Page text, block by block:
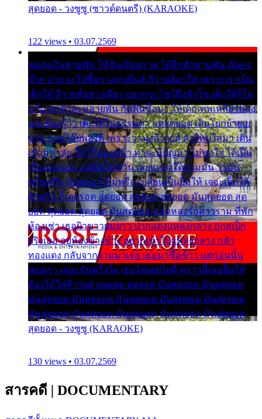
สุดยอด - วงซูซู (ซาวด์ดนตรี) (KARAOKE)
122 views • 03.07.2569
พ่อส่งเงินสามพัน ให้ฉันเรียนราม ได้อีกสักสามพัน ฉันคง
บ๊าย บาย จะไปซื้อกางเกงยีนส์ ลีวายส์มาใส่ เพราะเราเป็น
เด็กใต้ ลีวายส์อย่างเดียว อยากจะโชว์ถึงหิวโซ เด็กใต้ก็ไม่
หวั่น ตกตัวละหลายพัน กัดฟันซื้อมา ให้เด็กเทพเหลียวมอง
และต้องรู้ว่า เด็กใต้ไม่ธรรมดา แต่สุดยอด เดินโยกย้ายเย
ยวน กวนโอ๊ยพอได้ เพราะว่านุ่งลีวายส์ ตัวใหม่ใส่มา เดิน
เข้ามหาลัย จิ๊กโก๊มองหน้า ท่าจะมีปัญหา ไม่พอใจ ได้เป็น
เรื่องแน่นอน แต่ฉันไม่หวั่น เลยแหลงใต้ถามมัน ว่ามัน
พรั่นพรือ มันตอบว่าไม่พรื่อ เปลี่ยนเป็นยิ้มให้ เจอะเด็กใต้
ด้วยกัน ก็เลยรอด สุดยอด สุดยอด สุดยอด มันสุดยอด สุด
ยอด สุดยอด สุดยอด มันสุดยอด แอบหลงรักสาวราม ที่พัก
ห้องเช่า เธอผิวขาวผมยาว ปากแดงแหลงกลาง ถูกสเป็ก
จริงเธอ อยู่ห้องข้างข้าง อยากเข้าไปแหลงกลาง กลัว
ทองแดง กลับจากรามมาเจอ เธอมาซื้อข้าว แต่ก่อนนั้น
สองเรา เจอะกันครั้งใด เธอไม่เคยไยดี คราวนี้เธอยิ้มให้
ต้องให้ใส่ลีวายส์ สุดยอด สุดยอด มันสุดยอด มันสุดยอด
มันสุดยอด มันสุดยอด มันสุดยอด มันสุดยอด มันสุดยอด
มันสุดยอด มันสุดยอด มันสุดยอด มันสุดยอด มันสุดยอด
สุดยอด - วงซูซู (KARAOKE)
130 views • 03.07.2569
สารคดี | DOCUMENTARY